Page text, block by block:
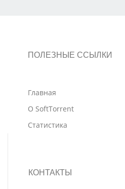
ПОЛЕЗНЫЕ ССЫЛКИ
Главная
О SoftTorrent
Статистика
КОНТАКТЫ